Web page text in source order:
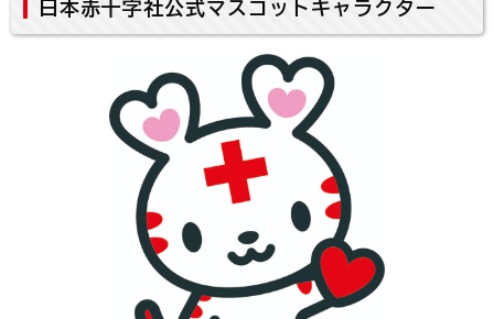
日本赤十字社公式マスコットキャラクター